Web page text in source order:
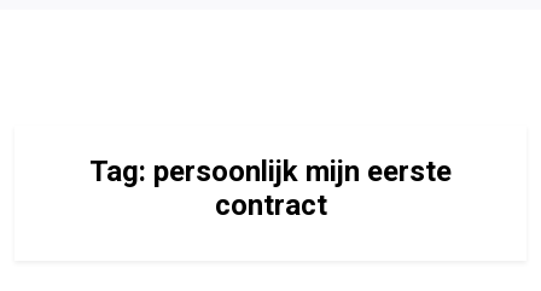
Tag: persoonlijk mijn eerste
contract